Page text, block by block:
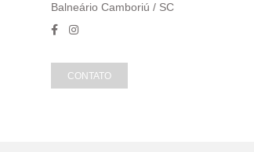
Balneário Camboriú / SC
CONTATO